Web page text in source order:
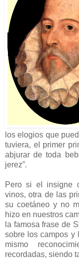
los elogios que
tuviera, el primer
abjurar de toda
jerez”.
Pero si el insigne
vinos, otra de las
su coetáneo y no
hizo en nuestros
la famosa frase de
sobre los campos y
mismo
recordadas, siendo